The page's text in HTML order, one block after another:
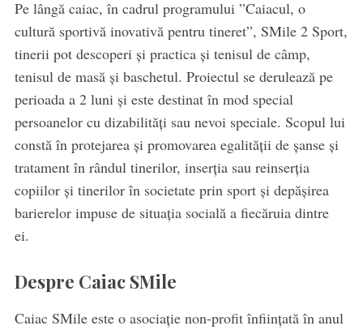
Pe lângă caiac, în cadrul programului ”Caiacul, o
cultură sportivă inovativă pentru tineret”, SMile 2 Sport,
tinerii pot descoperi și practica și tenisul de câmp,
tenisul de masă și baschetul. Proiectul se derulează pe
perioada a 2 luni și este destinat în mod special
persoanelor cu dizabilități sau nevoi speciale. Scopul lui
constă în protejarea și promovarea egalității de șanse și
tratament în rândul tinerilor, inserția sau reinserția
copiilor și tinerilor în societate prin sport și depășirea
barierelor impuse de situația socială a fiecăruia dintre
ei.
Despre Caiac SMile
Caiac SMile este o asociație non-profit înființată în anul